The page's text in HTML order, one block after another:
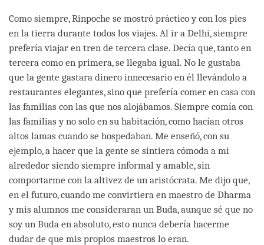
Como siempre, Rinpoche se mostró práctico y con los pies
en la tierra durante todos los viajes. Al ir a Delhi, siempre
prefería viajar en tren de tercera clase. Decía que, tanto en
tercera como en primera, se llegaba igual. No le gustaba
que la gente gastara dinero innecesario en él llevándolo a
restaurantes elegantes, sino que prefería comer en casa con
las familias con las que nos alojábamos. Siempre comía con
las familias y no solo en su habitación, como hacían otros
altos lamas cuando se hospedaban. Me enseñó, con su
ejemplo, a hacer que la gente se sintiera cómoda a mi
alrededor siendo siempre informal y amable, sin
comportarme con la altivez de un aristócrata. Me dijo que,
en el futuro, cuando me convirtiera en maestro de Dharma
y mis alumnos me consideraran un Buda, aunque sé que no
soy un Buda en absoluto, esto nunca debería hacerme
dudar de que mis propios maestros lo eran.